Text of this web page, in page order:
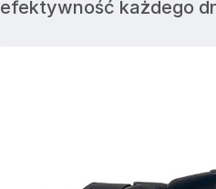
efektywność każdego